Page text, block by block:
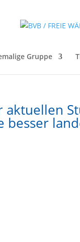
Gruppe
besser